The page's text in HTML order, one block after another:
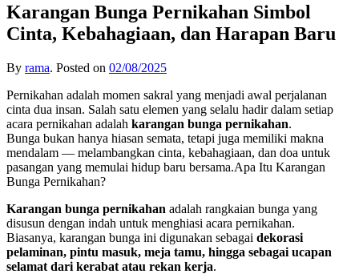
Karangan Bunga Pernikahan Simbol
Cinta, Kebahagiaan, dan Harapan Baru
By rama. Posted on 02/08/2025
Pernikahan adalah momen sakral yang menjadi awal perjalanan
cinta dua insan. Salah satu elemen yang selalu hadir dalam setiap
acara pernikahan adalah karangan bunga pernikahan.
Bunga bukan hanya hiasan semata, tetapi juga memiliki makna
mendalam — melambangkan cinta, kebahagiaan, dan doa untuk
pasangan yang memulai hidup baru bersama.Apa Itu Karangan
Bunga Pernikahan?
Karangan bunga pernikahan adalah rangkaian bunga yang
disusun dengan indah untuk menghiasi acara pernikahan.
Biasanya, karangan bunga ini digunakan sebagai dekorasi
pelaminan, pintu masuk, meja tamu, hingga sebagai ucapan
selamat dari kerabat atau rekan kerja.